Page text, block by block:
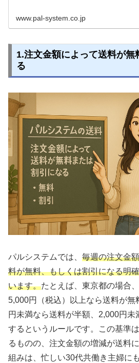
www.pal-system.co.jp
1.注文金額によって送料が無
る
パルシステムでは、 毎週の注文金
料が無料、もしくは割引になる明
います。たとえば、東京都の場合
5,000円（税込）以上なら送料が無
円未満なら送料が半額、2,000円未
するというルールです。この基準
るものの、注文金額の増減が送料
組みは、忙しい30代共働き主婦に